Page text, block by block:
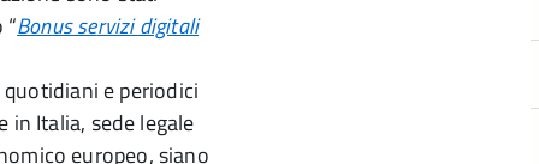
Bonus servizi digitali
e periodici
in Italia, sede legale
europeo, siano